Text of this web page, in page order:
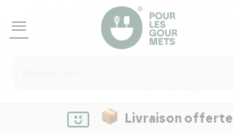
menu
Livraison offerte